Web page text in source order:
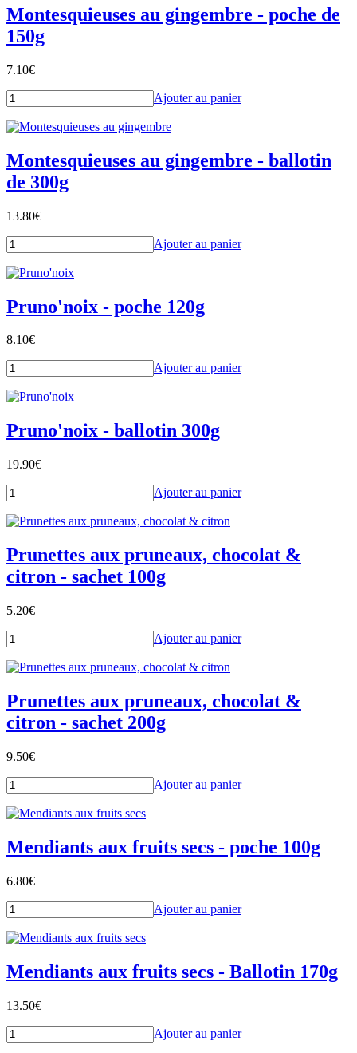
Montesquieuses au gingembre - poche de
150g
7.10€
Ajouter au panier
Montesquieuses au gingembre - ballotin
de 300g
13.80€
Ajouter au panier
Pruno'noix - poche 120g
8.10€
Ajouter au panier
Pruno'noix - ballotin 300g
19.90€
Ajouter au panier
Prunettes aux pruneaux, chocolat &
citron - sachet 100g
5.20€
Ajouter au panier
Prunettes aux pruneaux, chocolat &
citron - sachet 200g
9.50€
Ajouter au panier
Mendiants aux fruits secs - poche 100g
6.80€
Ajouter au panier
Mendiants aux fruits secs - Ballotin 170g
13.50€
Ajouter au panier